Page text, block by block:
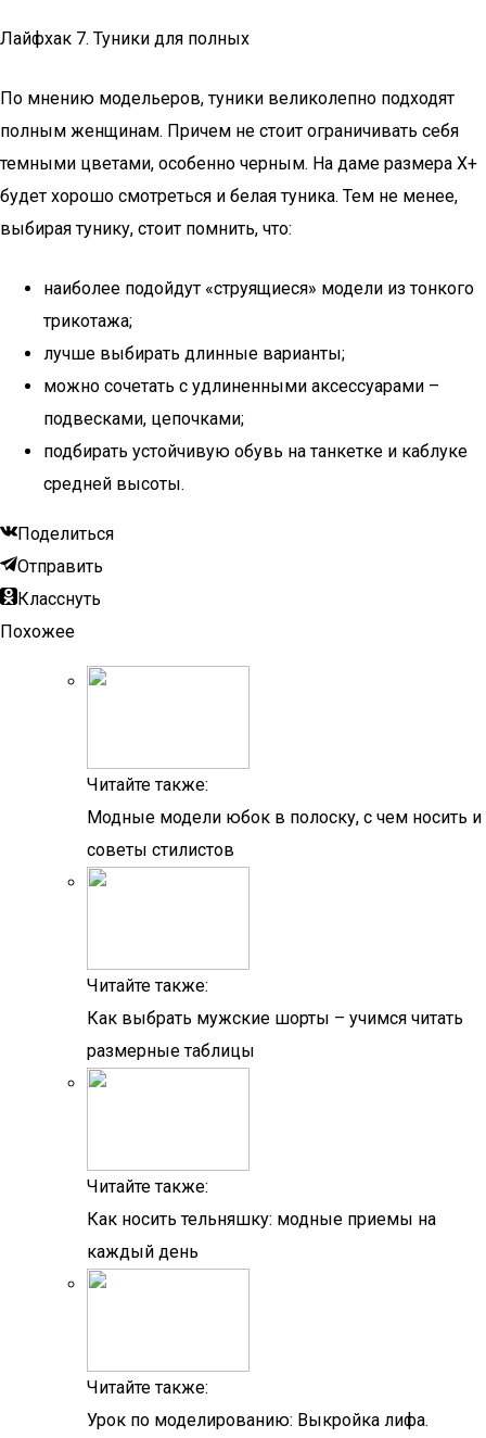
Лайфхак 7. Туники для полных
По мнению модельеров, туники великолепно подходят
полным женщинам. Причем не стоит ограничивать себя
темными цветами, особенно черным. На даме размера Х+
будет хорошо смотреться и белая туника. Тем не менее,
выбирая тунику, стоит помнить, что:
наиболее подойдут «струящиеся» модели из тонкого
трикотажа;
лучше выбирать длинные варианты;
можно сочетать с удлиненными аксессуарами –
подвесками, цепочками;
подбирать устойчивую обувь на танкетке и каблуке
средней высоты.
Поделиться
Отправить
Класснуть
Похожее
Читайте также:
Модные модели юбок в полоску, с чем носить и
советы стилистов
Читайте также:
Как выбрать мужские шорты – учимся читать
размерные таблицы
Читайте также:
Как носить тельняшку: модные приемы на
каждый день
Читайте также:
Урок по моделированию: Выкройка лифа.